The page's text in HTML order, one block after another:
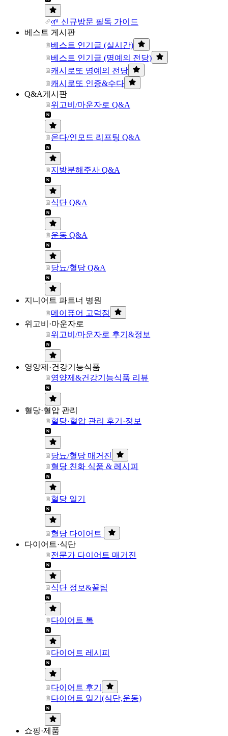
🌱 신규방문 필독 가이드
베스트 게시판
베스트 인기글 (실시간)
베스트 인기글 (명예의 전당)
캐시로또 명예의 전당
캐시로또 인증&수다
Q&A게시판
위고비/마운자로 Q&A
온다/인모드 리프팅 Q&A
지방분해주사 Q&A
식단 Q&A
운동 Q&A
당뇨/혈당 Q&A
지니어트 파트너 병원
메이퓨어 고덕점
위고비·마운자로
위고비/마운자로 후기&정보
영양제·건강기능식품
영양제&건강기능식품 리뷰
혈당·혈압 관리
혈당·혈압 관리 후기·정보
당뇨/혈당 매거진
혈당 친화 식품 & 레시피
혈당 일기
혈당 다이어트
다이어트·식단
전문가 다이어트 매거진
식단 정보&꿀팁
다이어트 톡
다이어트 레시피
다이어트 후기
다이어트 일기(식단,운동)
쇼핑·제품